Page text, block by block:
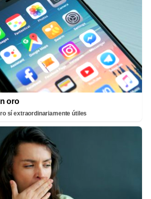
oro
sí extraordinariamente útiles